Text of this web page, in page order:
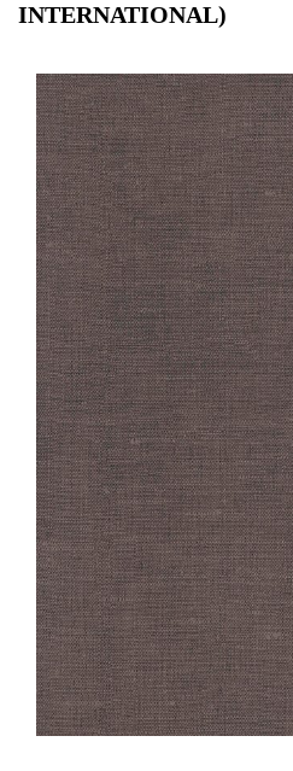
INTERNATIONAL)